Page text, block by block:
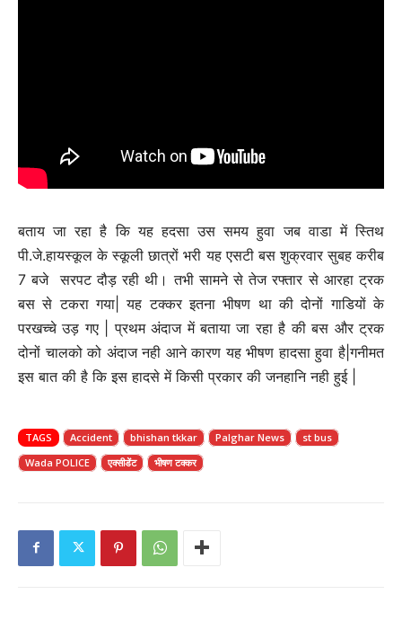
बताय जा रहा है कि यह हदसा उस समय हुवा जब वाडा में स्तिथ
पी.जे.हायस्कूल के स्कूली छात्रों भरी यह एसटी बस शुक्रवार सुबह करीब
7 बजे सरपट दौड़ रही थी। तभी सामने से तेज रफ्तार से आरहा ट्रक
बस से टकरा गया| यह टक्कर इतना भीषण था की दोनों गाडियों के
परखच्चे उड़ गए | प्रथम अंदाज में बताया जा रहा है की बस और ट्रक
दोनों चालको को अंदाज नही आने कारण यह भीषण हादसा हुवा है|गनीमत
इस बात की है कि इस हादसे में किसी प्रकार की जनहानि नही हुई |
TAGS Accident bhishan tkkar Palghar News
st bus
Wada POLICE
एक्सीडेंट भीषण टक्कर